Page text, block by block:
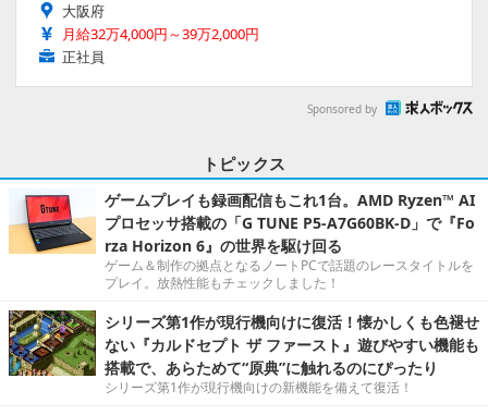
大阪府
月給32万4,000円～39万2,000円
正社員
Sponsored by
トピックス
ゲームプレイも録画配信もこれ1台。AMD Ryzen™ AI
プロセッサ搭載の「G TUNE P5-A7G60BK-D」で『Fo
rza Horizon 6』の世界を駆け回る
ゲーム＆制作の拠点となるノートPCで話題のレースタイトルを
プレイ。放熱性能もチェックしました！
シリーズ第1作が現行機向けに復活！懐かしくも色褪せ
ない『カルドセプト ザ ファースト』遊びやすい機能も
搭載で、あらためて“原典”に触れるのにぴったり
シリーズ第1作が現行機向けの新機能を備えて復活！